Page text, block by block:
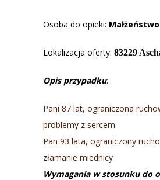
Osoba do opieki: Małżeństwo
Lokalizacja oferty: 83229
Opis przypadku:
Pani 87 lat, ograniczona
problemy z sercem
Pan 93 lata, ograniczony
złamanie miednicy
Wymagania w stosunku do